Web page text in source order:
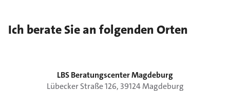
Ich berate Sie an folgenden Orten
LBS Beratungscenter Magdeburg
Lübecker Straße126, 39124Magdeburg